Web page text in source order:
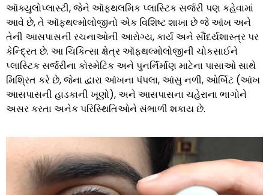
ઑક્યુલોપ્લાસ્ટી, જેને ઑફ્થલમિક પ્લાસ્ટિક સર્જરી પણ કહેવામાં
આવે છે, તે ઑફ્થલ્મોલોજીનો એક વિશિષ્ટ શાખા છે જે આંખ અને
તેની આસપાસની રચનાઓની આરોગ્ય, કાર્ય અને સૌંદર્યશાસ્ત્ર પર
કેન્દ્રિત છે. આ ચિકિત્સા ક્ષેત્ર ઑફ્થલ્મોલોજીની ચોકસાઈને
પ્લાસ્ટિક સર્જરીના કોસ્મેટિક અને પુનર્નિર્માણ માટેના પાસાઓ સાથે
મિશ્રિત કરે છે, જેના દ્વારા આંખના પંપલા, આંસુ નળી, ઓર્બિટ (આંખ
આસપાસની હાડકાની ખૂણો), અને આસપાસના ચહેરાના ભાગોને
અસર કરતા અનેક પરિસ્થિતિઓને સંભાળી શકાય છે.